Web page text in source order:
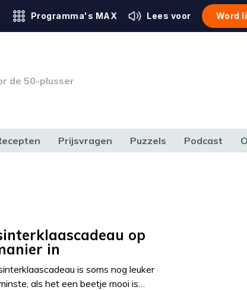
Programma's MAX Lees voor Word
de 50-plusser
Prijsvragen Puzzels Podcast
op
in
is soms nog leuker
als het een beetje mooi is…